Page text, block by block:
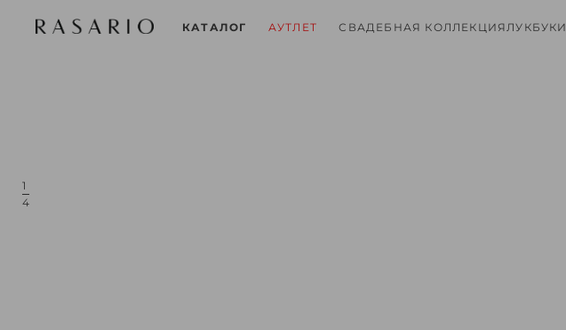
КАТАЛОГ АУТЛЕТ СВАДЕБНАЯ КОЛЛЕКЦИЯ ЛУКБУКИ
1
4